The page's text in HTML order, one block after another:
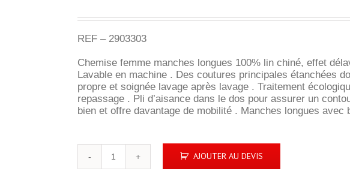
REF – 2903303
Chemise femme manches longues 100% lin chiné, effet
Lavable en machine . Des coutures principales étanchées
propre et soignée lavage après lavage . Traitement
repassage . Pli d’aisance dans le dos pour assurer un
bien et offre davantage de mobilité . Manches longues avec
de
AJOUTER AU DEVIS